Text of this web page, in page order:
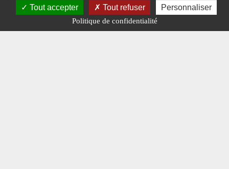
Tout accepter Tout refuser Personnaliser
Politique de confidentialité